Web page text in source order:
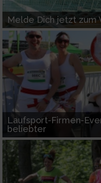
Melde Dich jetzt zum
Laufsport-Firmen-
beliebter